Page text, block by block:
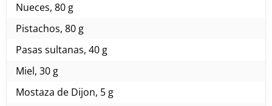
Nueces, 80 g
Pistachos, 80 g
Pasas sultanas, 40 g
Miel, 30 g
Mostaza de Dijon, 5 g